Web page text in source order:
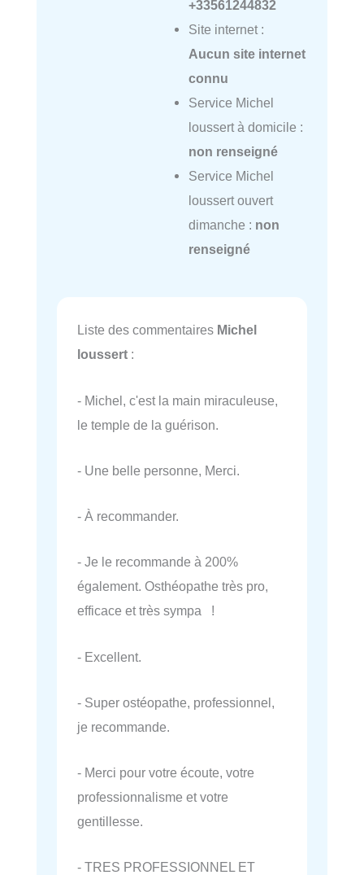
+33561244832
Site internet :
Aucun site internet
connu
Service Michel
loussert à domicile :
non renseigné
Service Michel
loussert ouvert
dimanche : non
renseigné
Liste des commentaires Michel
loussert :
- Michel, c'est la main miraculeuse,
le temple de la guérison.
- Une belle personne, Merci.
- À recommander.
- Je le recommande à 200%
également. Osthéopathe très pro,
efficace et très sympa !
- Excellent.
- Super ostéopathe, professionnel,
je recommande.
- Merci pour votre écoute, votre
professionnalisme et votre
gentillesse.
- TRES PROFESSIONNEL ET